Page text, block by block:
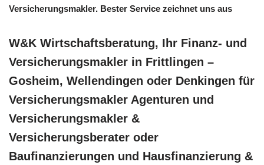
Versicherungsmakler. Bester Service zeichnet uns aus
W&K Wirtschaftsberatung, Ihr Finanz- und
Versicherungsmakler in Frittlingen –
Gosheim, Wellendingen oder Denkingen für
Versicherungsmakler Agenturen und
Versicherungsmakler &
Versicherungsberater oder
Baufinanzierungen und Hausfinanzierung &